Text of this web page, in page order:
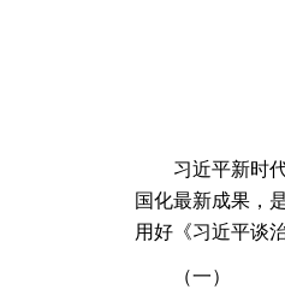
习近平新时
国化最新成果，
用好《习近平谈
（一）